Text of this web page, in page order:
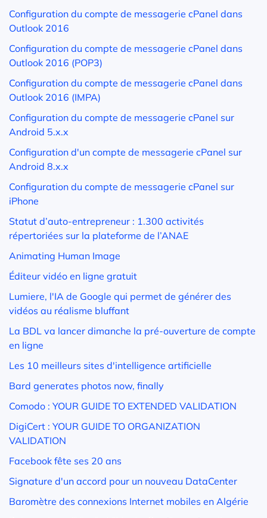
Configuration du compte de messagerie cPanel dans
Outlook 2016
Configuration du compte de messagerie cPanel dans
Outlook 2016 (POP3)
Configuration du compte de messagerie cPanel dans
Outlook 2016 (IMPA)
Configuration du compte de messagerie cPanel sur
Android 5.x.x
Configuration d'un compte de messagerie cPanel sur
Android 8.x.x
Configuration du compte de messagerie cPanel sur
iPhone
Statut d’auto-entrepreneur : 1.300 activités
répertoriées sur la plateforme de l’ANAE
Animating Human Image
Éditeur vidéo en ligne gratuit
Lumiere, l'IA de Google qui permet de générer des
vidéos au réalisme bluffant
La BDL va lancer dimanche la pré-ouverture de compte
en ligne
Les 10 meilleurs sites d'intelligence artificielle
Bard generates photos now, finally
Comodo : YOUR GUIDE TO EXTENDED VALIDATION
DigiCert : YOUR GUIDE TO ORGANIZATION
VALIDATION
Facebook fête ses 20 ans
Signature d'un accord pour un nouveau DataCenter
Baromètre des connexions Internet mobiles en Algérie